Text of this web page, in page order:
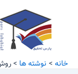
خانه نوشته ها